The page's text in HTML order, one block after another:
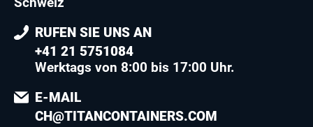
RUFEN SIE UNS AN
+41 21 5751084
Werktags von 8:00 bis 17:00 Uhr.
E-MAIL
CH@TITANCONTAINERS.COM